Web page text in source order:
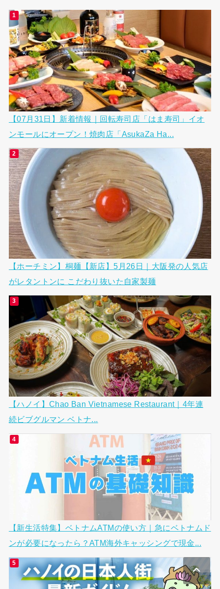
【07月31日】新着情報｜回転寿司店「はま寿司」イオ
ンモールにオープン！焼肉店「AsukaZa Ha...
【ホーチミン】桐麺【新店】5月26日｜大阪発の人気店
がレタントンに こだわり抜いた自家製麺
【ハノイ】Chao Ban Vietnamese Restaurant｜4年連
続ビブグルマン ベトナ...
【新生活特集】ベトナムATMの使い方｜急にベトナムド
ンが必要になったら？ATM海外キャッシングで現金...